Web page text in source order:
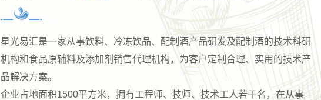
星光易汇是一家从事饮料、冷冻饮品、配制酒产品研发及配制酒的技术科研
机构和食品原辅料及添加剂销售代理机构，为客户定制合理、实用的技术产
品解决方案。
企业占地面积1500平方米，拥有工程师、技师、技术工人若干名，在从事